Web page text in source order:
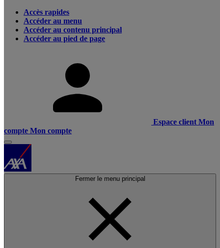
Accès rapides
Accéder au menu
Accéder au contenu principal
Accéder au pied de page
Espace client Mon
compte Mon compte
Fermer le menu principal